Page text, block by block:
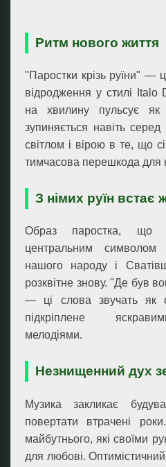
Ритм нового життя
"Паростки крізь руїни" —
відродження у стилі Italo
на хвилину пульсує
зупиняється навіть
світлом і вірою в те, що
тимчасова перешкода для
З німих руїн встає
Образ паростка, що
центральним
нашого народу і
розквітне знову. "Де був
— ці слова звучать як
підкріплене
мелодіями.
Незнищенний дух
Музика закликає
повертати втрачені
майбутнього, які своїми
для любові.